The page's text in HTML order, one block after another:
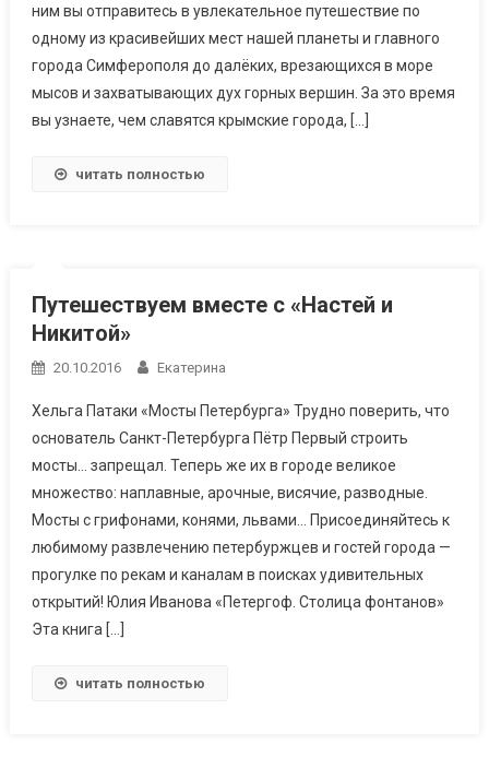
ним вы отправитесь в увлекательное путешествие по
одному из красивейших мест нашей планеты и главного
города Симферополя до далёких, врезающихся в море
мысов и захватывающих дух горных вершин. За это время
вы узнаете, чем славятся крымские города, […]
читать полностью
Путешествуем вместе с «Настей и
Никитой»
20.10.2016 Екатерина
Хельга Патаки «Мосты Петербурга» Трудно поверить, что
основатель Санкт-Петербурга Пётр Первый строить
мосты… запрещал. Теперь же их в городе великое
множество: наплавные, арочные, висячие, разводные.
Мосты с грифонами, конями, львами… Присоединяйтесь к
любимому развлечению петербуржцев и гостей города —
прогулке по рекам и каналам в поисках удивительных
открытий! Юлия Иванова «Петергоф. Столица фонтанов»
Эта книга […]
читать полностью